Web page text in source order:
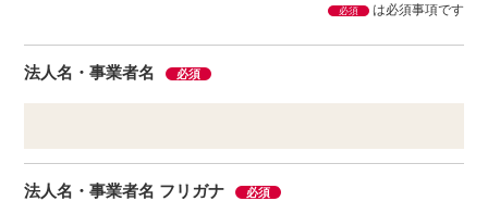
必須 は必須事項です
法人名・事業者名 必須
法人名・事業者名 フリガナ 必須